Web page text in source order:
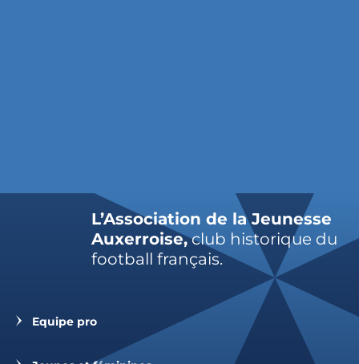
L’Association de la Jeunesse
Auxerroise,club historique du
football français.
Equipe pro